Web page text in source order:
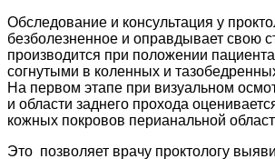
Обследование и консультация у
безболезненное и оправдывает свою
производится при положении
согнутыми в коленных и
На первом этапе при визуальном
и области заднего прохода
кожных покровов перианальной
Это позволяет врачу проктологу